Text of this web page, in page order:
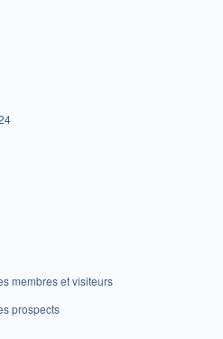
membres et visiteurs
prospects